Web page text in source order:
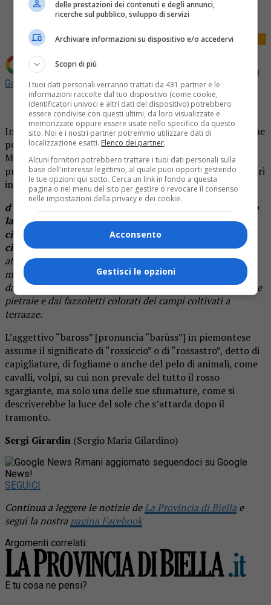
Tweet
Aggiungi La Provincia di Biella come
Fonte preferita su
Google
In questo brano in prosa troviamo una ricca aggettivazione
per descrivere il paesaggio montano dove è nato l’autore,
Michele Bonavero, lessicografo, giornalista, poeta,
prosatore, uno degli scrittori più autorevoli e più esemplari
in lingua piemontese:
d’antorn a-i ero le boschin-e le pì s-ciasse ch’a fodravo
la montagna con un mantel verd ëd feuje, mach ës-
ciancà da le ròche aùsse, dai linseuj scajos e baross dij
ciapé e dai fassolèt colorà dij camp coltivà a trasse=
attorno c’erano le boscaglie più fitte che foderavano la
montagna con un mantello verde di foglie, solo strappato
dalle rocce aguzze, dalle lenzuola scagliose e rossastre delle
pietraie e dai fazzoletti colorati dei campi coltivati a
terrazze.
L’aggettivo “baross” [pronuncia “barùss”] in piemontese
assume il significato di “rossiccio” o di “rossastro”, detto di
capigliature, di fogliame o anche del pelo di animali, come
cavalli, volpi, su cui non prevale del tutto il rosso
sgargiante, ma solo una delle sue sfumature, come si
descriverebbe la luce del sole che s’attarda dopo il
tramonto.
Sergi Girardin (Sergio Maria Gilardino)
Rimani aggiornato seguendoci su Google
News!
SEGUICI
Continua a leggere le notizie deLa Provincia di Biella e
segui la nostra pagina Facebook
Argomenti correlati:
E tu cosa ne pensi?
delle prestazioni dei contenuti e degli annunci,
ricerche sul pubblico, sviluppo di servizi
Archiviare informazioni su dispositivo e/o accedervi
Scopri di più
I tuoi dati personali verranno trattati da 431 partner e le
informazioni raccolte dal tuo dispositivo (come cookie,
identificatori univoci e altri dati del dispositivo) potrebbero
essere condivise con questi ultimi, da loro visualizzate e
memorizzate oppure essere usate nello specifico da questo
sito. Noi e i nostri partner potremmo utilizzare dati di
localizzazione esatti. Elenco dei partner.
Alcuni fornitori potrebbero trattare i tuoi dati personali sulla
base dell'interesse legittimo, al quale puoi opporti gestendo
le tue opzioni qui sotto. Cerca un link in fondo a questa
pagina o nel menu del sito per gestire o revocare il consenso
nelle impostazioni della privacy e dei cookie.
Acconsento
Gestisci le opzioni